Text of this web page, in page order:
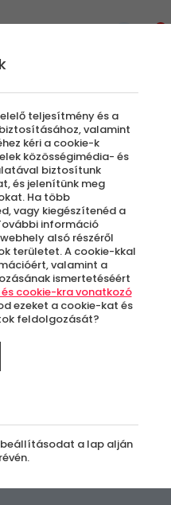
| 5 óra
teljesítmény és a
valamint
kéri a cookie-k
közösségimédia- és
biztosítunk
és jelenítünk meg
Ha több
vagy kiegészítenéd a
információ
alsó részéről
területet. A cookie-kkal
valamint a
ismertetéséért
cookie-kra vonatkozó
ezeket a cookie-kat és
feldolgozását?
a lap alján